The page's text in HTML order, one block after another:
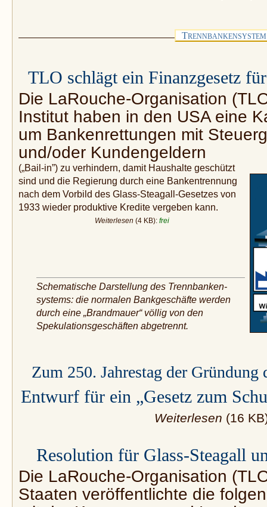
TRENNBANKENSYSTEM
TLO schlägt ein Finanzgesetz
Die LaRouche-Organisation
Institut haben in den USA eine
um Bankenrettungen mit
und/oder Kundengeldern
(„Bail-in”) zu verhindern, damit Haushalte geschützt
sind und die Regierung durch eine Bankentrennung
nach dem Vorbild des Glass-Steagall-Gesetzes von
1933 wieder produktive Kredite vergeben kann.
Weiterlesen (4 KB): frei
Schematische Darstellung des Trennbanken­
systems: die normalen Bankgeschäfte werden
durch eine „Brandmauer“ völlig von den
Spekulationsgeschäften abgetrennt.
Zum 250. Jahrestag der Gründung
Entwurf für ein „Gesetz zum
Weiterlesen (16
Resolution für Glass-Steagall
Die LaRouche-Organisation
Staaten veröffentlichte die